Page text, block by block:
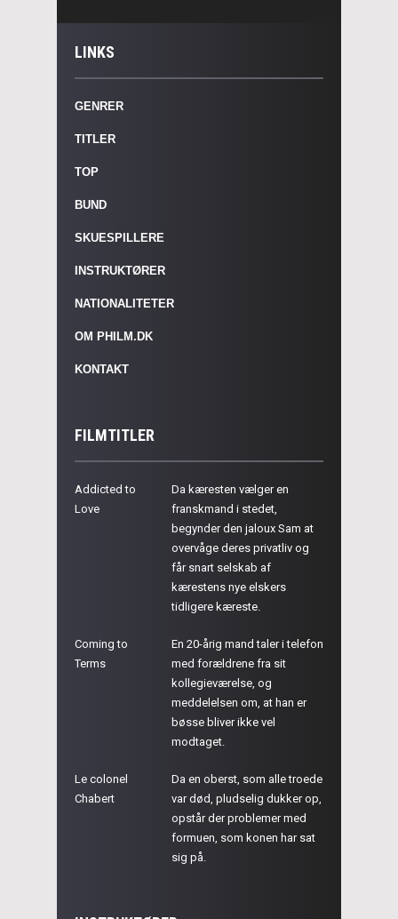
LINKS
GENRER
TITLER
TOP
BUND
SKUESPILLERE
INSTRUKTØRER
NATIONALITETER
OM PHILM.DK
KONTAKT
FILMTITLER
Addicted to
Love
Da kæresten vælger en
franskmand i stedet,
begynder den jaloux Sam at
overvåge deres privatliv og
får snart selskab af
kærestens nye elskers
tidligere kæreste.
Coming to
Terms
En 20-årig mand taler i telefon
med forældrene fra sit
kollegieværelse, og
meddelelsen om, at han er
bøsse bliver ikke vel
modtaget.
Le colonel
Chabert
Da en oberst, som alle troede
var død, pludselig dukker op,
opstår der problemer med
formuen, som konen har sat
sig på.